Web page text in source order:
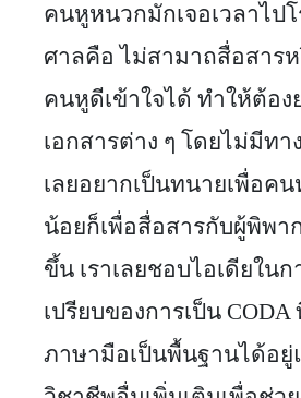
คนหูหนวกมักเจอเวลาไป
ศาลคือ ไม่สามาถสื่อสาร
คนหูดีเข้าใจได้ ทำให้ต้อง
เอกสารต่าง ๆ โดยไม่มีท
เลยอยากเป็นทนายเพื่อค
น้อยก็เพื่อสื่อสารกับผู้พิพา
ขึ้น เราเลยชอบไอเดียใน
เปรียบของการเป็น
ภาษามือเป็นพื้นฐานได้อยู่